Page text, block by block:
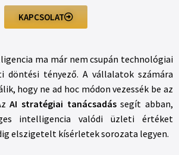
KAPCSOLAT
ma már nem csupán technológiai
döntési tényező. A vállalatok számára
hogy ne ad hoc módon vezessék be az
AI stratégiai tanácsadássegít abban,
intelligencia valódi üzleti értéket
elszigetelt kísérletek sorozata legyen.